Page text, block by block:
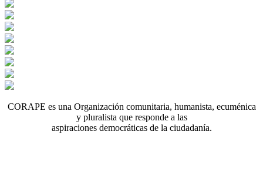
CORAPE es una Organización comunitaria, humanista, ecuménica
y pluralista que responde a las
aspiraciones democráticas de la ciudadanía.